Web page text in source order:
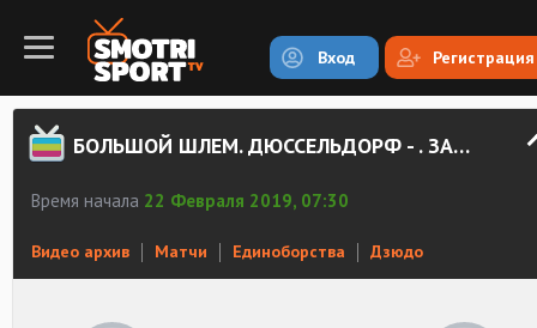
Вход Регистрация
БОЛЬШОЙ ШЛЕМ. ДЮССЕЛЬДОРФ - . ЗАПИСЬ
Время начала 22 Февраля 2019, 07:30
Видео архив Матчи Единоборства Дзюдо